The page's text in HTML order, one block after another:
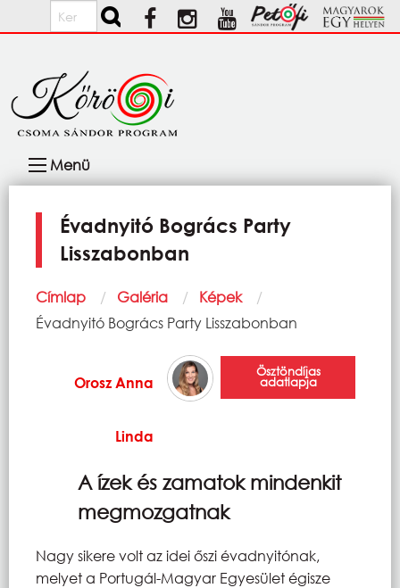
Ugrás a tartalomra
Keresés
navigáció
Menü
Évadnyitó Bogrács Party
Lisszabonban
Morzsa
Címlap Galéria
Képek
Current:
Évadnyitó Bogrács Party Lisszabonban
Orosz Anna
Linda
Ösztöndíjas
adatlapja
A ízek és zamatok mindenkit
megmozgatnak
Nagy sikere volt az idei őszi évadnyitónak,
melyet a Portugál-Magyar Egyesület égisze